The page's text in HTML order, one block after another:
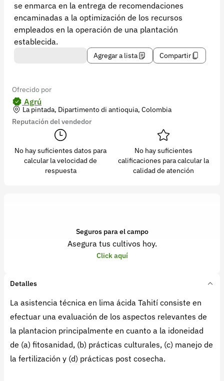
se enmarca en la entrega de recomendaciones
encaminadas a la optimización de los recursos
empleados en la operación de una plantación
establecida.
Agregar a lista Compartir
Ofrecido por
Agrú
La pintada, Dipartimento di antioquia, Colombia
Reputación del vendedor
No hay suficientes datos para
calcular la velocidad de
respuesta
No hay suficientes
calificaciones para calcular la
calidad de atención
Seguros para el campo
Asegura tus cultivos hoy.
Click aquí
Detalles
La asistencia técnica en lima ácida Tahití consiste en
efectuar una evaluación de los aspectos relevantes de
la plantacion principalmente en cuanto a la idoneidad
de (a) fitosanidad, (b) prácticas culturales, (c) manejo de
la fertilización y (d) prácticas post cosecha.
contacto@croper.com
© 2026 Croper.com Todos los derechos reservados